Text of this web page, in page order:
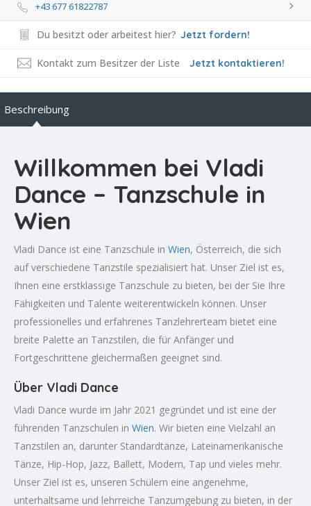
+43 677 61822787
Du besitzt oder arbeitest hier? Jetzt fordern!
Kontakt zum Besitzer der Liste Jetzt kontaktieren!
Beschreibung
Willkommen bei Vladi
Dance – Tanzschule in
Wien
Vladi Dance ist eine Tanzschule in Wien, Österreich, die sich
auf verschiedene Tanzstile spezialisiert hat. Unser Ziel ist es,
Ihnen eine erstklassige Tanzschule zu bieten, bei der Sie Ihre
Fähigkeiten und Talente weiterentwickeln können. Unser
professionelles und erfahrenes Tanzlehrerteam bietet eine
breite Palette an Tanzstilen, die für Anfänger und
Fortgeschrittene gleichermaßen geeignet sind.
Über Vladi Dance
Vladi Dance wurde im Jahr 2021 gegründet und ist eine der
führenden Tanzschulen in Wien. Wir bieten eine Vielzahl an
Tanzstilen an, darunter Standardtänze, Lateinamerikanische
Tänze, Hip-Hop, Jazz, Ballett, Modern, Tap und vieles mehr.
Unser Ziel ist es, unseren Schülern eine angenehme,
unterhaltsame und lehrreiche Tanzumgebung zu bieten, in der